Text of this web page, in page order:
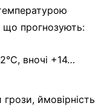
що прогнозують:
вночі +14…
ймовірність